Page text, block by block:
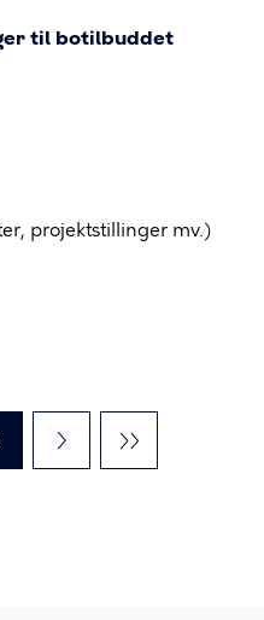
til botilbuddet
projektstillinger mv.)